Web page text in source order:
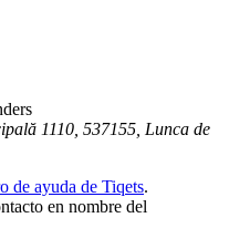
1110, 537155, Lunca de
de ayuda de Tiqets.
en nombre del